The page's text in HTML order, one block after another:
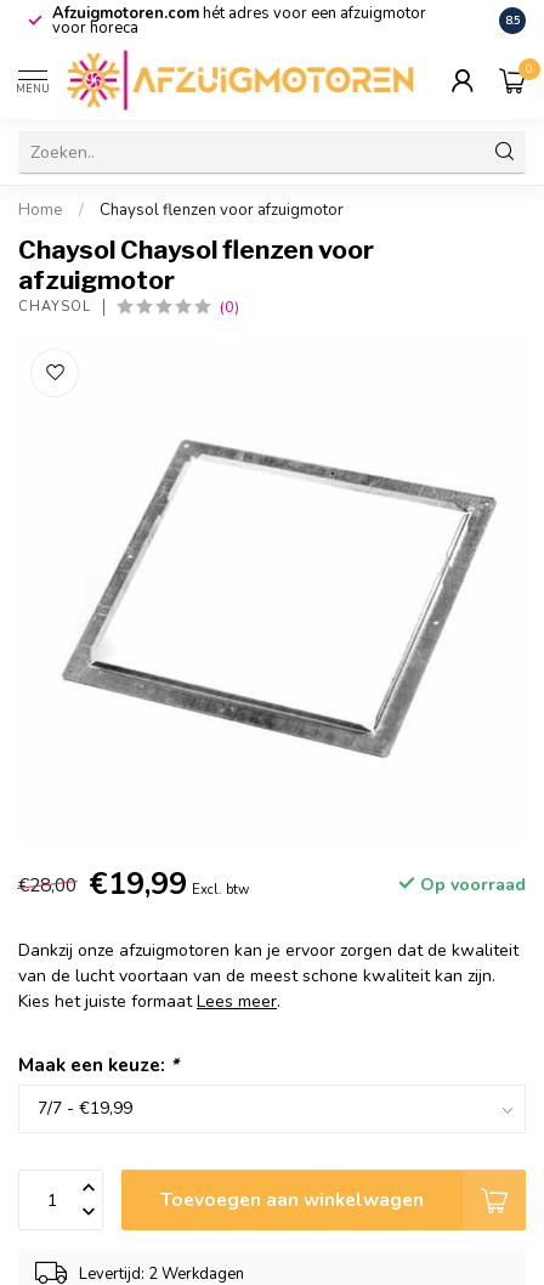
Afzuigmotoren.comhét adres voor een afzuigmotor
voor horeca De
8.5
MENU
0
Home / Chaysol flenzen voor afzuigmotor
Chaysol Chaysol flenzen voor
afzuigmotor
CHAYSOL (0)
€28,00 €19,99 Excl. btw Op voorraad
Dankzij onze afzuigmotoren kan je ervoor zorgen dat de kwaliteit
van de lucht voortaan van de meest schone kwaliteit kan zijn.
Kies het juiste formaatLees meer.
Maak een keuze: *
Toevoegen aan winkelwagen
Levertijd: 2 Werkdagen